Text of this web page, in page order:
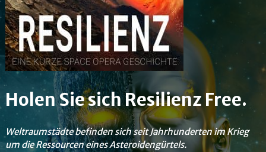
Holen Sie sich Resilienz Free.
Weltraumstädte befinden sich seit Jahrhunderten im Krieg
um die Ressourcen eines Asteroidengürtels.